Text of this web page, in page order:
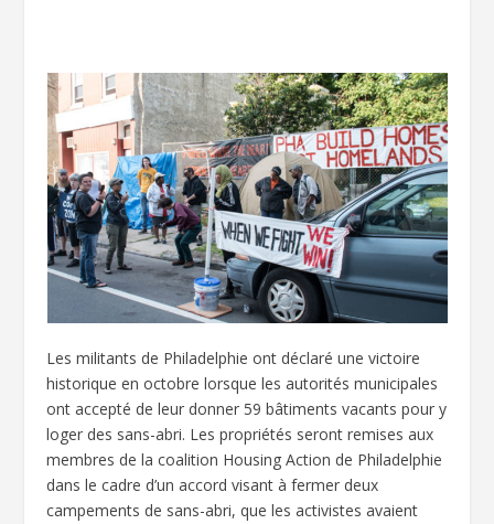
Les militants de Philadelphie ont déclaré une victoire
historique en octobre lorsque les autorités municipales
ont accepté de leur donner 59 bâtiments vacants pour y
loger des sans-abri. Les propriétés seront remises aux
membres de la coalition Housing Action de Philadelphie
dans le cadre d’un accord visant à fermer deux
campements de sans-abri, que les activistes avaient